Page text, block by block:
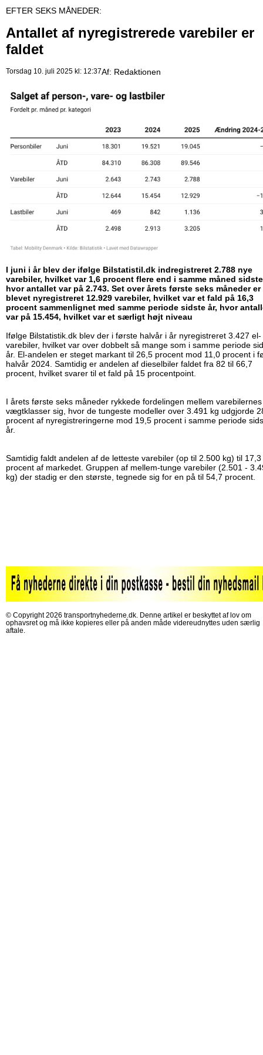
EFTER SEKS MÅNEDER:
Antallet af nyregistrerede varebiler er
faldet
Torsdag 10. juli 2025 kl: 12:37Af: Redaktionen
I juni i år blev der ifølge Bilstatistil.dk indregistreret 2.788 nye
varebiler, hvilket var 1,6 procent flere end i samme måned
hvor antallet var på 2.743. Set over årets første seks måneder er
blevet nyregistreret 12.929 varebiler, hvilket var et fald på 16,3
procent sammenlignet med samme periode sidste år, hvor
var på 15.454, hvilket var et særligt højt niveau
Ifølge Bilstatistik.dk blev der i første halvår i år nyregistreret 3.427 el-
varebiler, hvilket var over dobbelt så mange som i samme periode
år. El-andelen er steget markant til 26,5 procent mod 11,0 procent i
halvår 2024. Samtidig er andelen af dieselbiler faldet fra 82 til 66,7
procent, hvilket svarer til et fald på 15 procentpoint.
I årets første seks måneder rykkede fordelingen mellem varebilernes
vægtklasser sig, hvor de tungeste modeller over 3.491 kg udgjorde
procent af nyregistreringerne mod 19,5 procent i samme periode
år.
Samtidig faldt andelen af de letteste varebiler (op til 2.500 kg) til 17,3
procent af markedet. Gruppen af mellem-tunge varebiler (2.501 -
kg) der stadig er den største, tegnede sig for en på til 54,7 procent.
© Copyright 2026 transportnyhederne.dk. Denne artikel er beskyttet af lov om
ophavsret og må ikke kopieres eller på anden måde videreudnyttes uden særlig
aftale.